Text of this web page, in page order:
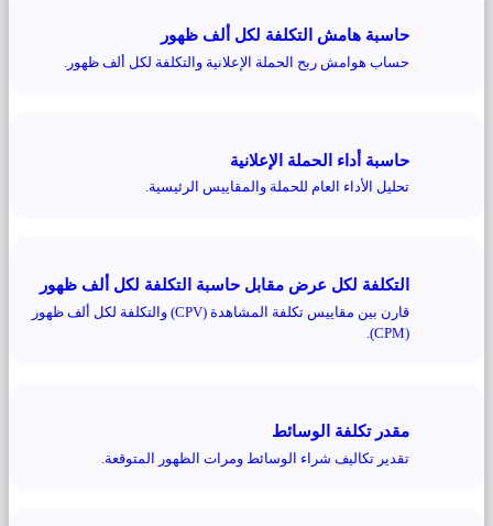
حاسبة هامش التكلفة لكل ألف ظهور
حساب هوامش ربح الحملة الإعلانية والتكلفة لكل ألف ظهور.
حاسبة أداء الحملة الإعلانية
تحليل الأداء العام للحملة والمقاييس الرئيسية.
التكلفة لكل عرض مقابل حاسبة التكلفة لكل ألف ظهور
قارن بين مقاييس تكلفة المشاهدة (CPV) والتكلفة لكل ألف ظهور
(CPM).
مقدر تكلفة الوسائط
تقدير تكاليف شراء الوسائط ومرات الظهور المتوقعة.